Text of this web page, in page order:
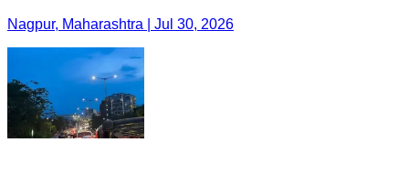
Nagpur, Maharashtra | Jul 30, 2026